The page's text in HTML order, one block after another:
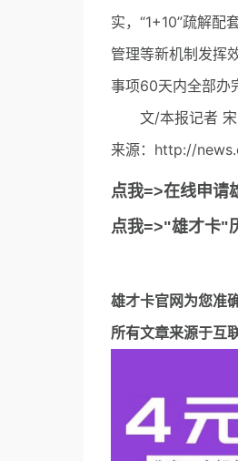
实，“1+10”疏解配
管理等新机制发挥
事项60天内全部办
文/本报记者 宋
来源：http://
点我=>在线申请
点我=>"雄才卡"
雄才卡官网为您准
所有文章来源于互